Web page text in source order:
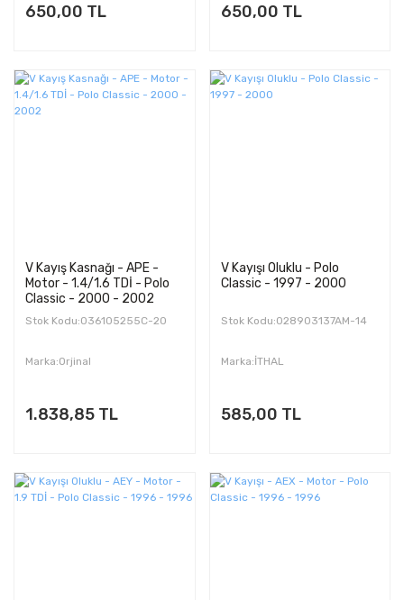
650,00 TL 650,00 TL
V Kayış Kasnağı - APE -
Motor - 1.4/1.6 TDİ - Polo
Classic - 2000 - 2002
Stok Kodu:036105255C-20
Marka:Orjinal
1.838,85 TL
V Kayışı Oluklu - Polo
Classic - 1997 - 2000
Stok Kodu:028903137AM-14
Marka:İTHAL
585,00 TL